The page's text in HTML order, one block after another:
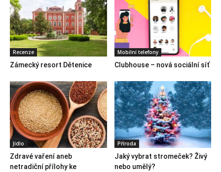
Recenze
Zámecký resort Dětenice
Mobilní telefony
Clubhouse – nová sociální síť
Jídlo
Zdravé vaření aneb
netradiční přílohy ke
Příroda
Jaký vybrat stromeček? Živý
nebo umělý?